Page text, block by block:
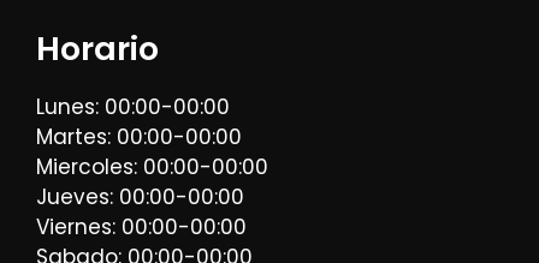
Horario
Lunes: 00:00-00:00
Martes: 00:00-00:00
Miercoles: 00:00-00:00
Jueves: 00:00-00:00
Viernes: 00:00-00:00